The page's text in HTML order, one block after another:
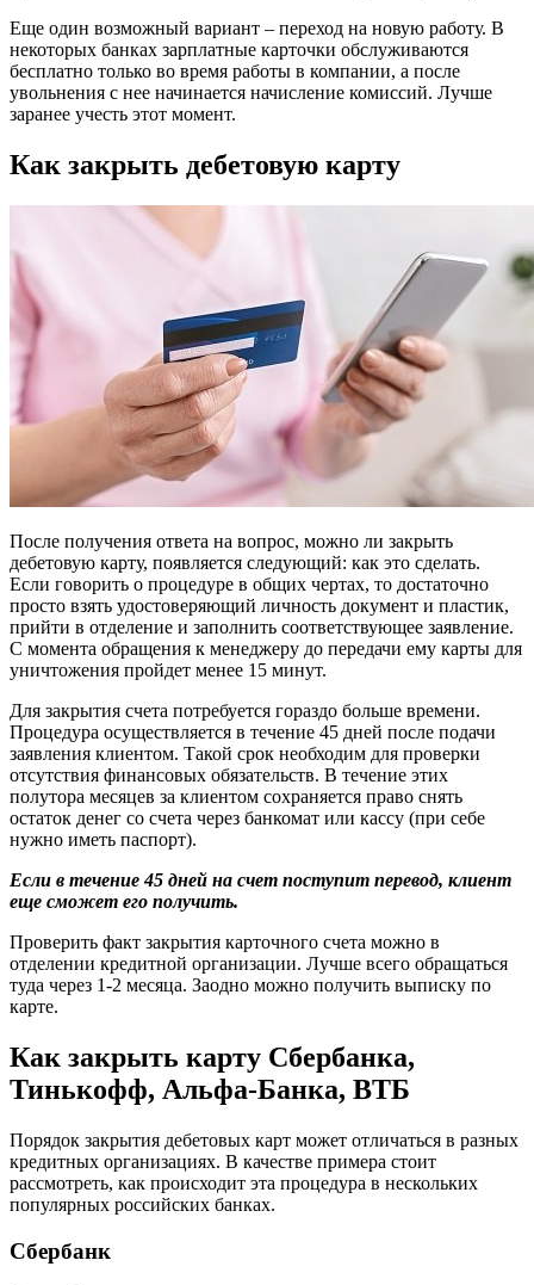
Еще один возможный вариант – переход на новую работу. В
некоторых банках зарплатные карточки обслуживаются
бесплатно только во время работы в компании, а после
увольнения с нее начинается начисление комиссий. Лучше
заранее учесть этот момент.
Как закрыть дебетовую карту
После получения ответа на вопрос, можно ли закрыть
дебетовую карту, появляется следующий: как это сделать.
Если говорить о процедуре в общих чертах, то достаточно
просто взять удостоверяющий личность документ и пластик,
прийти в отделение и заполнить соответствующее заявление.
С момента обращения к менеджеру до передачи ему карты для
уничтожения пройдет менее 15 минут.
Для закрытия счета потребуется гораздо больше времени.
Процедура осуществляется в течение 45 дней после подачи
заявления клиентом. Такой срок необходим для проверки
отсутствия финансовых обязательств. В течение этих
полутора месяцев за клиентом сохраняется право снять
остаток денег со счета через банкомат или кассу (при себе
нужно иметь паспорт).
Если в течение 45 дней на счет поступит перевод, клиент
еще сможет его получить.
Проверить факт закрытия карточного счета можно в
отделении кредитной организации. Лучше всего обращаться
туда через 1-2 месяца. Заодно можно получить выписку по
карте.
Как закрыть карту Сбербанка,
Тинькофф, Альфа-Банка, ВТБ
Порядок закрытия дебетовых карт может отличаться в разных
кредитных организациях. В качестве примера стоит
рассмотреть, как происходит эта процедура в нескольких
популярных российских банках.
Сбербанк